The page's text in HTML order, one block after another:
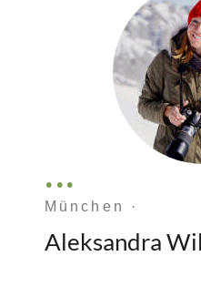
LED-
WIR
München ·
Aleksandra